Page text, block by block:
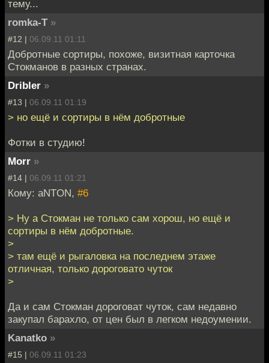
тему...
romka-T »
#12 | 06.09.11 01:11
Добротные сортиры, похоже, визитная карточка
Стокманов в разных странах.
Dribler »
#13 | 06.09.11 01:19
> но ещё и сортиры в нём добротные
Фотки в студию!
Morr »
#14 | 06.09.11 01:21
Кому: aNTON, #6
> Ну а Стокман не только сам хорош, но ещё и
сортиры в нём добротные.
>
> там ещё и рыгаловка на последнем этаже
отличная, только дороговато чуток
>
Да и сам Стокман дороговат чуток, сам недавно
закупал барахло, от цен был в легком недоумении.
Kanatko »
#15 | 06.09.11 01:23